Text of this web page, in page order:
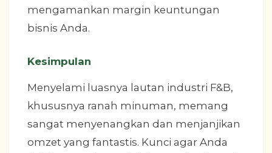
mengamankan margin keuntungan
bisnis Anda.
Kesimpulan
Menyelami luasnya lautan industri F&B,
khususnya ranah minuman, memang
sangat menyenangkan dan menjanjikan
omzet yang fantastis. Kunci agar Anda